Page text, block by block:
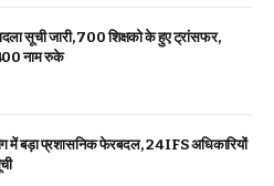
सूची जारी, 700 शिक्षको के हुए ट्रांसफर,
नाम रुके
में बड़ा प्रशासनिक फेरबदल, 24 IFS अधिकारियों